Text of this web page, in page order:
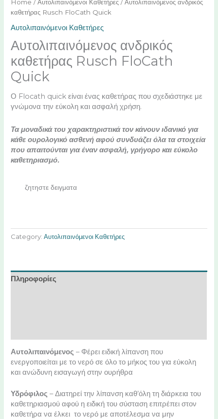
Home /Αυτολιπαινόμενοι Καθετήρες / Αυτολιπαινόμενος ανδρικός
καθετήρας Rusch FloCath Quick
Αυτολιπαινόμενοι Καθετήρες
Αυτολιπαινόμενος ανδρικός
καθετήρας Rusch FloCath
Quick
Ο Flocath quick είναι ένας καθετήρας που σχεδιάστηκε με
γνώμονα την εύκολη και ασφαλή χρήση.
Τα μοναδικά του χαρακτηριστικά τον κάνουν ιδανικό για
κάθε ουρολογικό ασθενή αφού συνδυάζει όλα τα στοιχεία
που απαιτούνται για έναν ασφαλή, γρήγορο και εύκολο
καθετηριασμό.
ζητηστε δειγματα
Category:Αυτολιπαινόμενοι Καθετήρες
Πληροφορίες
Αυτολιπαινόμενος – Φέρει ειδική λίπανση που
ενεργοποιείται με το νερό σε όλο το μήκος του για εύκολη
και ανώδυνη εισαγωγή στην ουρήθρα
Υδρόφιλος – Διατηρεί την λίπανση καθ’όλη τη διάρκεια του
καθετηριασμού αφού η ειδική του σύσταση επιτρέπει στον
καθετήρα να έλκει το νερό με αποτέλεσμα να μην